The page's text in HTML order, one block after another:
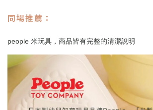
同場推薦：
people 米玩具，商品皆有完整的清潔說明